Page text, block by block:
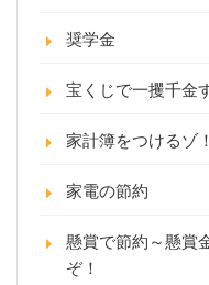
奨学金
宝くじで一攫千金
家計簿をつけるゾ！
家電の節約
懸賞で節約～懸賞
ぞ！